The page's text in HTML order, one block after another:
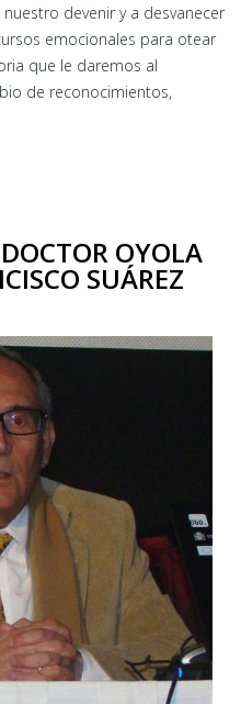
devenir y a desvanecer
emocionales para otear
que le daremos al
de reconocimientos,
OYOLA
SUÁREZ